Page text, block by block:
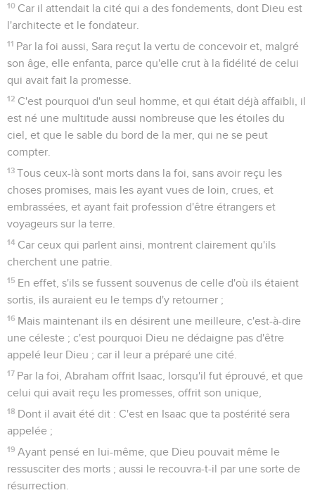
10 Car il attendait la cité qui a des fondements, dont Dieu est
l'architecte et le fondateur.
11 Par la foi aussi, Sara reçut la vertu de concevoir et, malgré
son âge, elle enfanta, parce qu'elle crut à la fidélité de celui
qui avait fait la promesse.
12 C'est pourquoi d'un seul homme, et qui était déjà affaibli, il
est né une multitude aussi nombreuse que les étoiles du
ciel, et que le sable du bord de la mer, qui ne se peut
compter.
13 Tous ceux-là sont morts dans la foi, sans avoir reçu les
choses promises, mais les ayant vues de loin, crues, et
embrassées, et ayant fait profession d'être étrangers et
voyageurs sur la terre.
14 Car ceux qui parlent ainsi, montrent clairement qu'ils
cherchent une patrie.
15 En effet, s'ils se fussent souvenus de celle d'où ils étaient
sortis, ils auraient eu le temps d'y retourner ;
16 Mais maintenant ils en désirent une meilleure, c'est-à-dire
une céleste ; c'est pourquoi Dieu ne dédaigne pas d'être
appelé leur Dieu ; car il leur a préparé une cité.
17 Par la foi, Abraham offrit Isaac, lorsqu'il fut éprouvé, et que
celui qui avait reçu les promesses, offrit son unique,
18 Dont il avait été dit : C'est en Isaac que ta postérité sera
appelée ;
19 Ayant pensé en lui-même, que Dieu pouvait même le
ressusciter des morts ; aussi le recouvra-t-il par une sorte de
résurrection.